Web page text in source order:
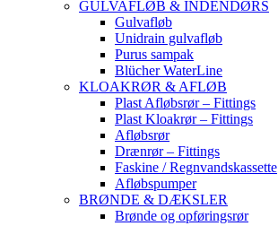
GULVAFLØB & INDENDØRS
Gulvafløb
Unidrain gulvafløb
Purus sampak
Blücher WaterLine
KLOAKRØR & AFLØB
Plast Afløbsrør – Fittings
Plast Kloakrør – Fittings
Afløbsrør
Drænrør – Fittings
Faskine / Regnvandskassette
Afløbspumper
BRØNDE & DÆKSLER
Brønde og opføringsrør